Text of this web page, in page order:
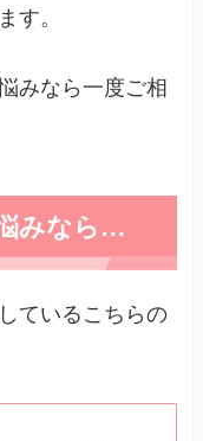
す。
みなら一度ご相
みなら…
ているこちらの